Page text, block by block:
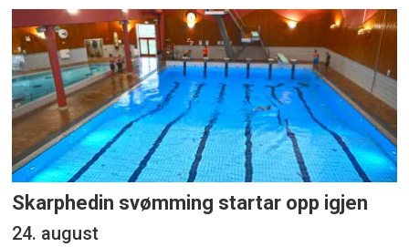
Skarphedin svømming startar opp igjen
24. august